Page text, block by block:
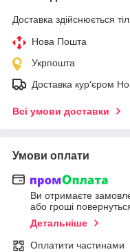
Доставка здійснюється
Нова Пошта
Укрпошта
Доставка кур'єром
Всі умови доставки
Умови оплати
Ви отримаєте
або гроші
Детальніше
Оплатити частинами